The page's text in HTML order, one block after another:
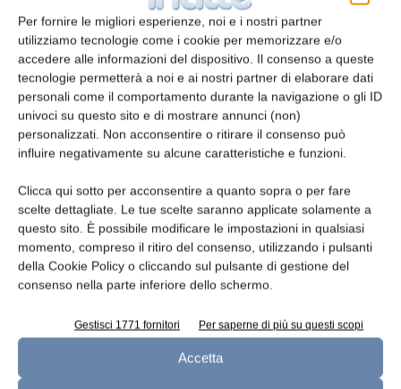
Per fornire le migliori esperienze, noi e i nostri partner
utilizziamo tecnologie come i cookie per memorizzare e/o
accedere alle informazioni del dispositivo. Il consenso a queste
tecnologie permetterà a noi e ai nostri partner di elaborare dati
personali come il comportamento durante la navigazione o gli ID
univoci su questo sito e di mostrare annunci (non)
personalizzati. Non acconsentire o ritirare il consenso può
influire negativamente su alcune caratteristiche e funzioni.
Clicca qui sotto per acconsentire a quanto sopra o per fare
scelte dettagliate. Le tue scelte saranno applicate solamente a
questo sito. È possibile modificare le impostazioni in qualsiasi
momento, compreso il ritiro del consenso, utilizzando i pulsanti
della Cookie Policy o cliccando sul pulsante di gestione del
consenso nella parte inferiore dello schermo.
Gestisci 1771 fornitori Per saperne di più su questi scopi
Accetta
Telefono
Oggetto
Messaggio